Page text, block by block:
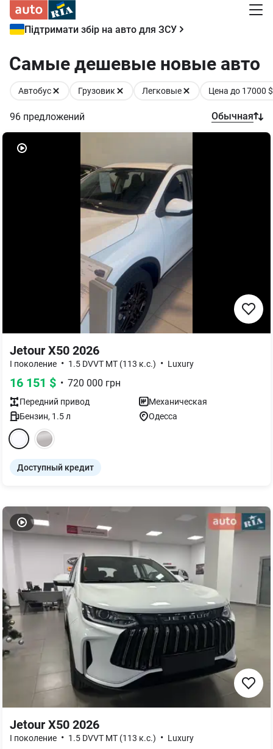
Підтримати збір на авто для ЗСУ
Самые дешевые новые авто
Автобус Грузовик Легковые Цена до 17000 $
96 предложений Обычная
Jetour X50 2026
I поколение • 1.5 DVVT MT (113 к.с.) • Luxury
16 151 $ • 720 000 грн
Передний привод
Механическая
Бензин, 1.5л Одесса
Доступный кредит
Jetour X50 2026
I поколение • 1.5 DVVT MT (113 к.с.) • Luxury